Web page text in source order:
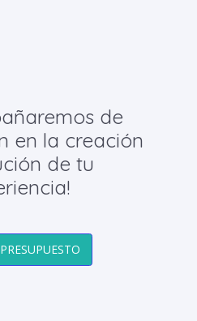
de
en la creación
de tu